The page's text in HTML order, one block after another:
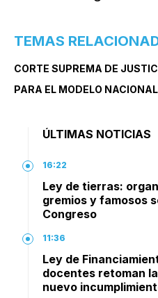
TEMAS
CORTE SUPREMA DE
PARA EL MODELO NACIONAL
ÚLTIMAS NOTICIAS
16:22
Ley de tierras:
gremios y famosos
Congreso
11:36
Ley de
docentes retoman
nuevo